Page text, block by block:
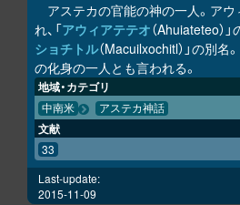
アステカの官能の神の一人。アウ
れ、「アウィアテテオ（Ahuiateteo）
ショチトル（Macuilxochitl）」の別名。
の化身の一人とも言われる。
地域・カテゴリ
中南米 アステカ神話
文献
33
Last-update:
2015-11-09